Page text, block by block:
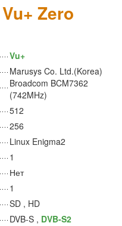
Zero
Vu+
Marusys Co. Ltd.(Korea)
Broadcom BCM7362
(742MHz)
512
256
Linux Enigma2
1
Нет
1
SD , HD
DVB-S , DVB-S2